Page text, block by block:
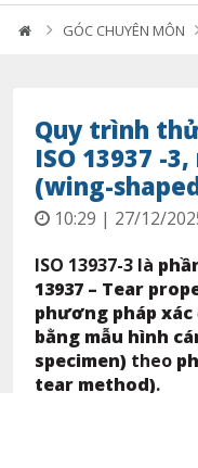
GÓC CHUYÊN MÔN
Quy trình
ISO 13937 -
(wing-
10:29 | 27/12/
ISO 13937-3 là
13937 – Tear
phương pháp
bằng mẫu hình
specimen) theo
tear method).